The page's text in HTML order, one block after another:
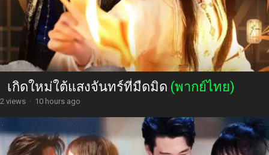
เกิดใหม่ใต้แสงจันทร์ที่มืดมิด (พากย์ไทย)
2 views · 10 hours ago